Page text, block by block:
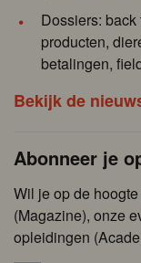
Dossiers:
producten,
betalingen,
Bekijk de
Abonneer je
Wil je op de
(Magazine), onze
opleidingen